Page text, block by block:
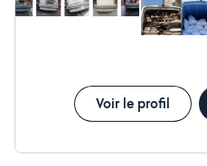
Voir le profil